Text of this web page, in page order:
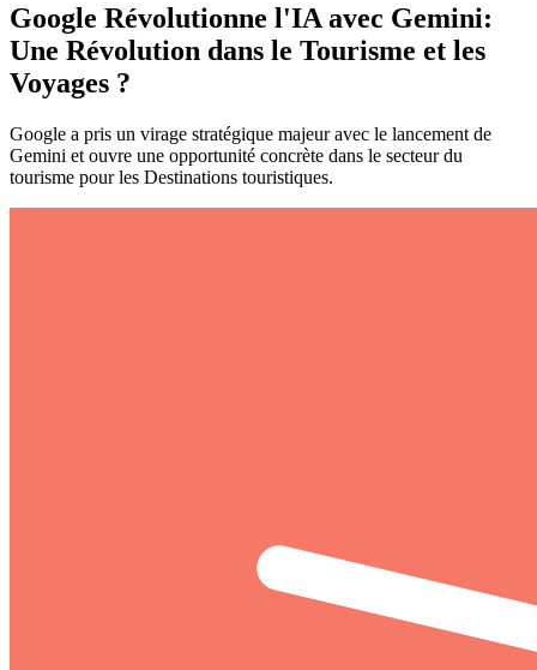
Google Révolutionne l'IA avec Gemini:
Une Révolution dans le Tourisme et les
Voyages ?
Google a pris un virage stratégique majeur avec le lancement de
Gemini et ouvre une opportunité concrète dans le secteur du
tourisme pour les Destinations touristiques.